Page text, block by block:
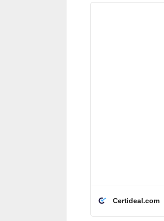
Certideal.com